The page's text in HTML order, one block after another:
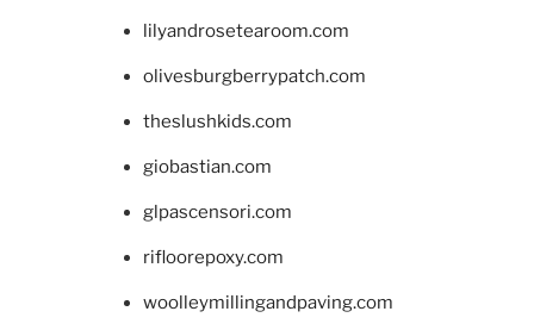
lilyandrosetearoom.com
olivesburgberrypatch.com
theslushkids.com
giobastian.com
glpascensori.com
rifloorepoxy.com
woolleymillingandpaving.com